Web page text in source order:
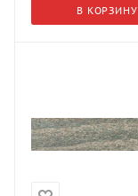
В КОРЗИНУ